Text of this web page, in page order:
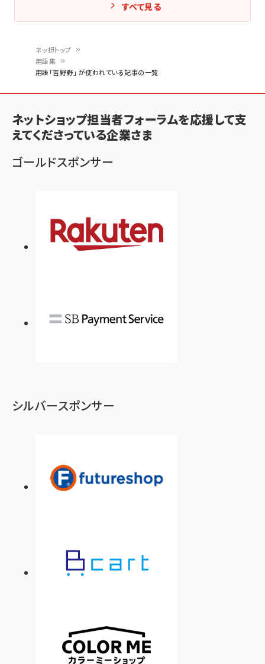
ン
く
ず
ネッ担トップ
用語集
用語「吉野野」 が使われている記事の一覧
すべて見る
ネットショップ担当者フォーラムを応援して支
えてくださっている企業さま
ゴールドスポンサー
シルバースポンサー